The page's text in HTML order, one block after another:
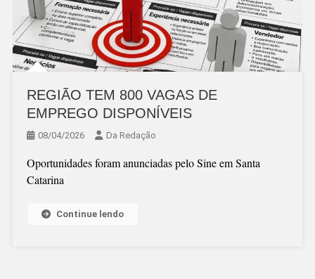
REGIÃO TEM 800 VAGAS DE
EMPREGO DISPONÍVEIS
08/04/2026 Da Redação
Oportunidades foram anunciadas pelo Sine em Santa
Catarina
Continue lendo